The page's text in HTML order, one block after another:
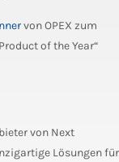
von OPEX zum
of the Year“
von Next
Lösungen für